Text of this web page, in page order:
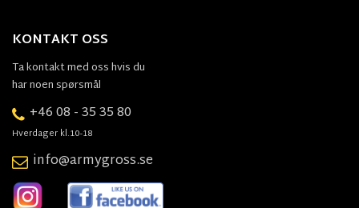
KONTAKT OSS
Ta kontakt med oss hvis du
har noen spørsmål
+46 08 - 35 35 80
Hverdager kl.10-18
info@armygross.se